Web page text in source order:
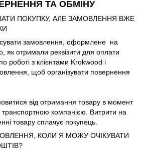
ТА ОБМІНУ
ПОКУПКУ, АЛЕ ЗАМОВЛЕННЯ ВЖЕ
замовлення, оформлене на
як отримали реквізити для оплати
роботі з клієнтами Krokwood і
щоб організувати повернення
від отримання товару в момент
компанією. Витрити на
товару сплачує покупець.
КОЛИ Я МОЖУ ОЧІКУВАТИ